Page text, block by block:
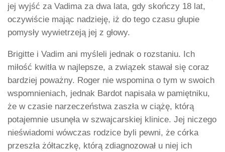
jej wyjść za Vadima za dwa lata, gdy skończy 18 lat,
oczywiście mając nadzieję, iż do tego czasu głupie
pomysły wywietrzeją jej z głowy.
Brigitte i Vadim ani myśleli jednak o rozstaniu. Ich
miłość kwitła w najlepsze, a związek stawał się coraz
bardziej poważny. Roger nie wspomina o tym w swoich
wspomnieniach, jednak Bardot napisała w pamiętniku,
że w czasie narzeczeństwa zaszła w ciążę, którą
potajemnie usunęła w szwajcarskiej klinice. Jej niczego
nieświadomi wówczas rodzice byli pewni, że córka
przeszła żółtaczkę, którą zdiagnozował u niej ich